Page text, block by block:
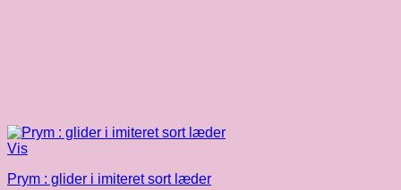
Vis
Prym : glider i imiteret sort læder